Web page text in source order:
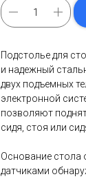
Подстолье для
и надежный
двух подъемных
электронной
позволяют
сидя, стоя или
Основание стола
датчиками